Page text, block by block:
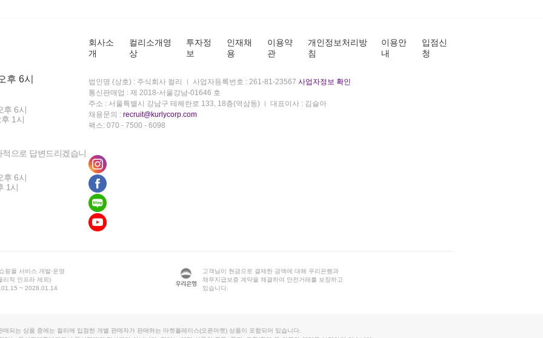
후 6시
후 6시
1시
으로 답변드리겠습니
후 6시
1시
회사소
개
컬리소개영
상
투자정
보
인재채
용
이용약
관
개인정보처리방
침
이용안
내
입점신
청
법인명 (상호) : 주식회사 컬리 사업자등록번호 : 261-81-23567 사업자정보 확인
통신판매업 : 제 2018-서울강남-01646 호
주소 : 서울특별시 강남구 테헤란로 133, 18층(역삼동)
대표이사 : 김슬아
채용문의 : recruit@kurlycorp.com
팩스: 070 - 7500 - 6098
핑몰 서비스 개발·운영
리적 인프라 제외)
~ 2028.01.14
고객님이 현금으로 결제한 금액에 대해 우리은행과
채무지급보증 계약을 체결하여 안전거래를 보장하고
있습니다.
매되는 상품 중에는 컬리에 입점한 개별 판매자가 판매하는 마켓플레이스(오픈마켓) 상품이 포함되어 있습니다.